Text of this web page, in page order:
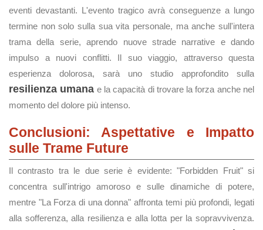
eventi devastanti. L'evento tragico avrà conseguenze a lungo
termine non solo sulla sua vita personale, ma anche sull'intera
trama della serie, aprendo nuove strade narrative e dando
impulso a nuovi conflitti. Il suo viaggio, attraverso questa
esperienza dolorosa, sarà uno studio approfondito sulla
resilienza umana e la capacità di trovare la forza anche nel
momento del dolore più intenso.
Conclusioni: Aspettative e Impatto
sulle Trame Future
Il contrasto tra le due serie è evidente: "Forbidden Fruit" si
concentra sull'intrigo amoroso e sulle dinamiche di potere,
mentre "La Forza di una donna" affronta temi più profondi, legati
alla sofferenza, alla resilienza e alla lotta per la sopravvivenza.